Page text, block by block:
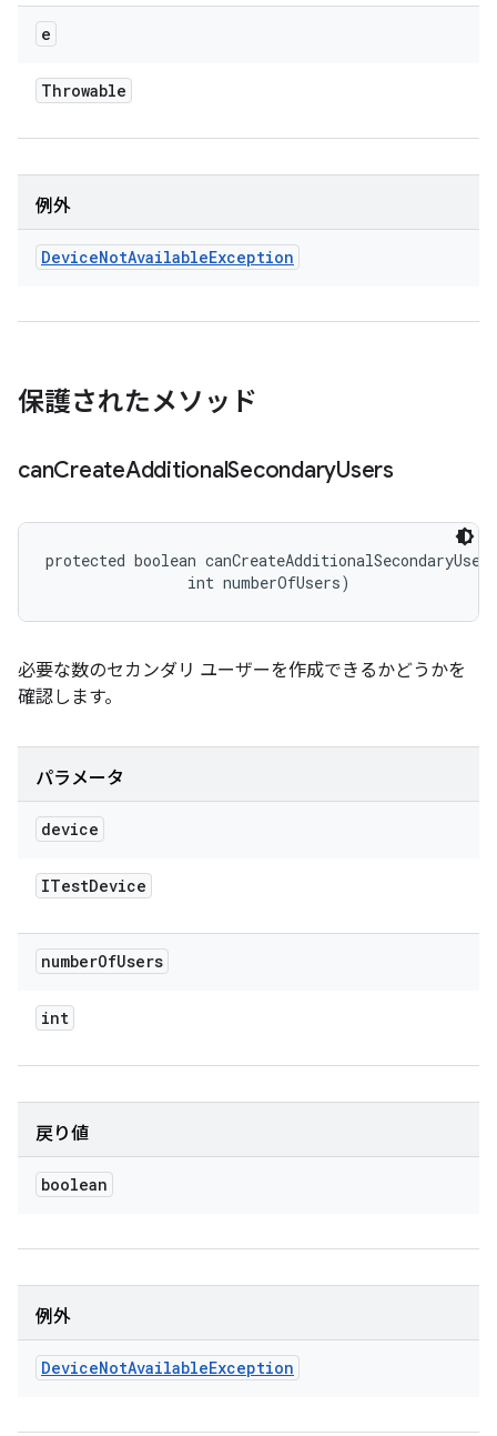
e
Throwable
例外
DeviceNotAvailableException
保護されたメソッド
canCreateAdditionalSecondaryUsers
protected boolean
                int numberOfUsers)
必要な数のセカンダリ ユーザーを作成できるかどうかを
確認します。
パラメータ
device
ITestDevice
numberOfUsers
int
戻り値
boolean
例外
DeviceNotAvailableException